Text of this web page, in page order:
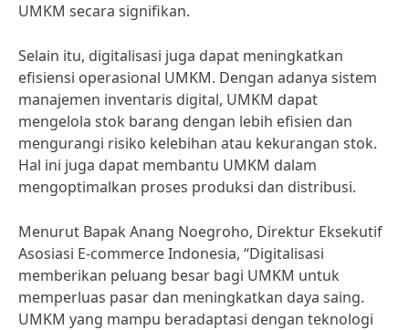
UMKM secara signifikan.
Selain itu, digitalisasi juga dapat meningkatkan
efisiensi operasional UMKM. Dengan adanya sistem
manajemen inventaris digital, UMKM dapat
mengelola stok barang dengan lebih efisien dan
mengurangi risiko kelebihan atau kekurangan stok.
Hal ini juga dapat membantu UMKM dalam
mengoptimalkan proses produksi dan distribusi.
Menurut Bapak Anang Noegroho, Direktur Eksekutif
Asosiasi E-commerce Indonesia, “Digitalisasi
memberikan peluang besar bagi UMKM untuk
memperluas pasar dan meningkatkan daya saing.
UMKM yang mampu beradaptasi dengan teknologi